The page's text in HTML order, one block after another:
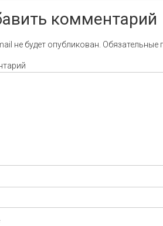
комментарий
не будет опубликован.